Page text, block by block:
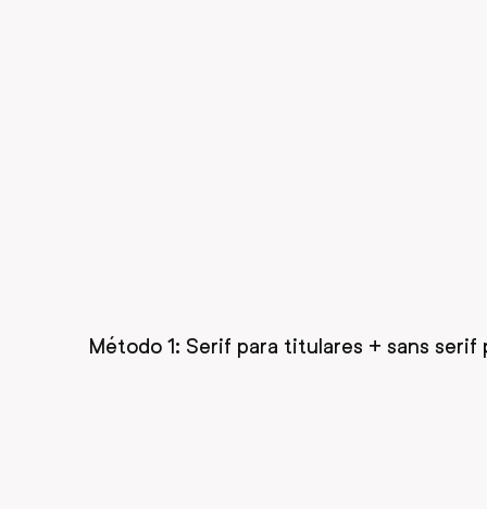
Método 1: Serif para titulares + sans serif